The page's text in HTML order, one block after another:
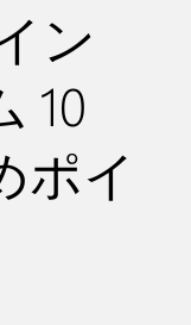
ン
10
ポイ